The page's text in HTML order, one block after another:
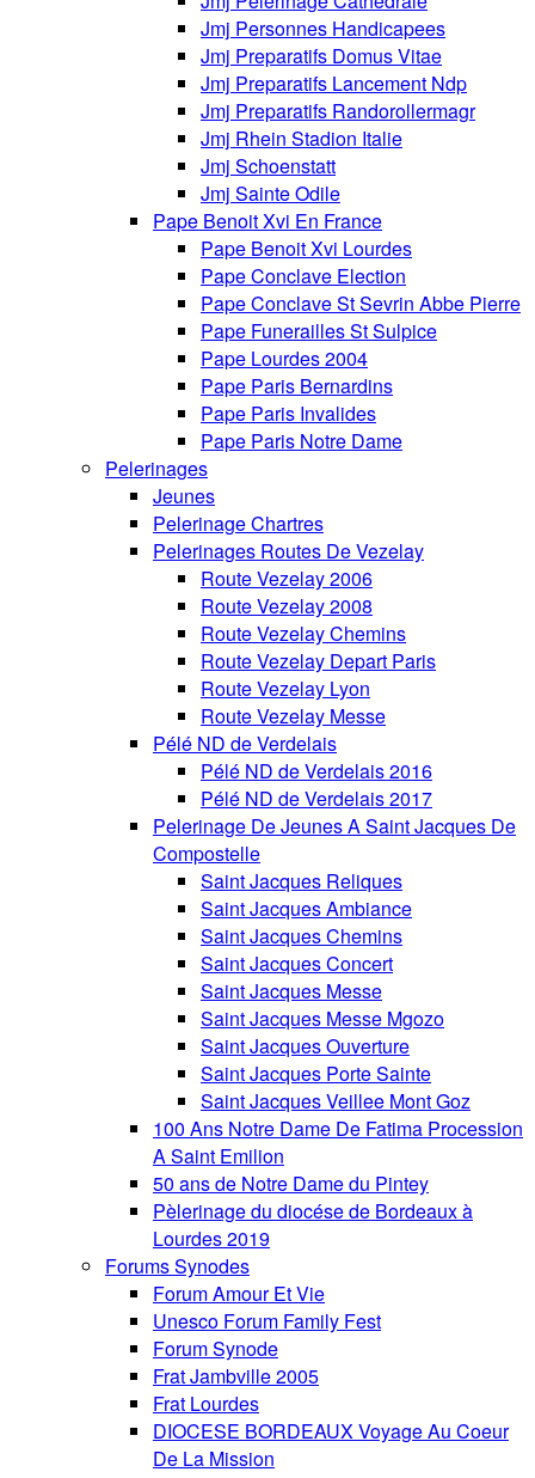
Jmj Personnes Handicapees
Jmj Preparatifs Domus Vitae
Jmj Preparatifs Lancement Ndp
Jmj Preparatifs Randorollermagr
Jmj Rhein Stadion Italie
Jmj Schoenstatt
Jmj Sainte Odile
Pape Benoit Xvi En France
Pape Benoit Xvi Lourdes
Pape Conclave Election
Pape Conclave St Sevrin Abbe Pierre
Pape Funerailles St Sulpice
Pape Lourdes 2004
Pape Paris Bernardins
Pape Paris Invalides
Pape Paris Notre Dame
Pelerinages
Jeunes
Pelerinage Chartres
Pelerinages Routes De Vezelay
Route Vezelay 2006
Route Vezelay 2008
Route Vezelay Chemins
Route Vezelay Depart Paris
Route Vezelay Lyon
Route Vezelay Messe
Pélé ND de Verdelais
Pélé ND de Verdelais 2016
Pélé ND de Verdelais 2017
Pelerinage De Jeunes A Saint Jacques De
Compostelle
Saint Jacques Reliques
Saint Jacques Ambiance
Saint Jacques Chemins
Saint Jacques Concert
Saint Jacques Messe
Saint Jacques Messe Mgozo
Saint Jacques Ouverture
Saint Jacques Porte Sainte
Saint Jacques Veillee Mont Goz
100 Ans Notre Dame De Fatima Procession
A Saint Emilion
50 ans de Notre Dame du Pintey
Pèlerinage du diocése de Bordeaux à
Lourdes 2019
Forums Synodes
Forum Amour Et Vie
Unesco Forum Family Fest
Forum Synode
Frat Jambville 2005
Frat Lourdes
DIOCESE BORDEAUX Voyage Au Coeur
De La Mission